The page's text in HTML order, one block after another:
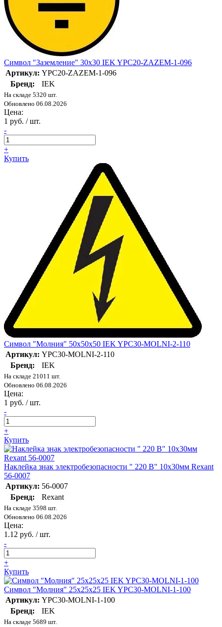
Символ "Заземление" 30х30 IEK YPC20-ZAZEM-1-096
Артикул: YPC20-ZAZEM-1-096
Бренд:
IEK
На складе 5320 шт.
Обновлено 06.08.2026
Цена:
1 руб. / шт.
-
+
Купить
Символ "Молния" 50х50х50 IEK YPC30-MOLNI-2-110
Артикул: YPC30-MOLNI-2-110
Бренд:
IEK
На складе 21011 шт.
Обновлено 06.08.2026
Цена:
1 руб. / шт.
-
+
Купить
Наклейка знак электробезопасности " 220 В" 10х30мм Rexant
56-0007
Артикул: 56-0007
Бренд:
Rexant
На складе 3598 шт.
Обновлено 06.08.2026
Цена:
1.12 руб. / шт.
-
+
Купить
Символ "Молния" 25х25х25 IEK YPC30-MOLNI-1-100
Артикул: YPC30-MOLNI-1-100
Бренд:
IEK
На складе 5689 шт.